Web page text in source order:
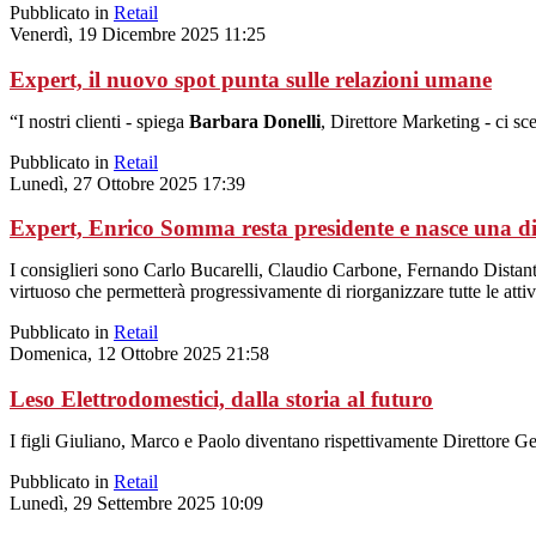
Pubblicato in Retail
Venerdì, 19 Dicembre 2025 11:25
Expert, il nuovo spot punta sulle relazioni umane
“I nostri clienti - spiega Barbara Donelli, Direttore Marketing - ci
Pubblicato in Retail
Lunedì, 27 Ottobre 2025 17:39
Expert, Enrico Somma resta presidente e nasce
I consiglieri sono Carlo Bucarelli, Claudio Carbone, Fernando
virtuoso che permetterà progressivamente di riorganizzare tutte le
Pubblicato in Retail
Domenica, 12 Ottobre 2025 21:58
Leso Elettrodomestici, dalla storia al futuro
I figli Giuliano, Marco e Paolo diventano rispettivamente Direttore
Pubblicato in Retail
Lunedì, 29 Settembre 2025 10:09